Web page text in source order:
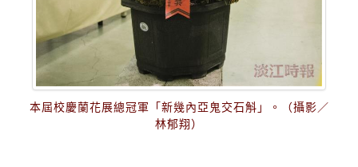
本屆校慶蘭花展總冠軍「新幾內亞鬼交石斛」。（攝影／
林郁翔）